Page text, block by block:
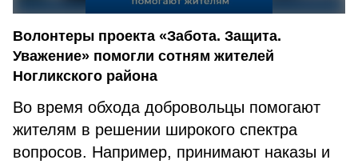
Волонтеры проекта «Забота. Защита.
Уважение» помогли сотням жителей
Ногликского района
Во время обхода добровольцы помогают
жителям в решении широкого спектра
вопросов. Например, принимают наказы и